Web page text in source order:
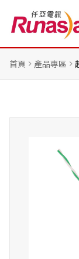
首頁 產品專區